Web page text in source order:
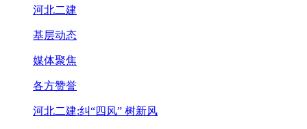
河北二建
基层动态
媒体聚焦
各方赞誉
河北二建:纠“四风” 树新风